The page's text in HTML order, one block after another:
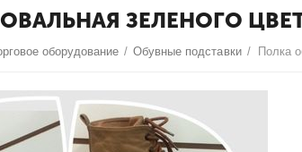
ЗЕЛЕНОГО
оборудование / Обувные подставки /